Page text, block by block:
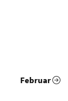
Februar